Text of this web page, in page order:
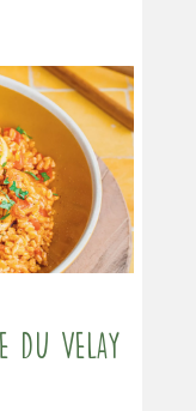
du Velay